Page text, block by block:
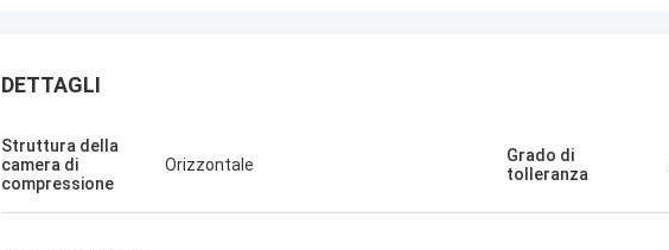
DETTAGLI
Struttura della
camera di
compressione
Orizzontale
Grado di
tolleranza